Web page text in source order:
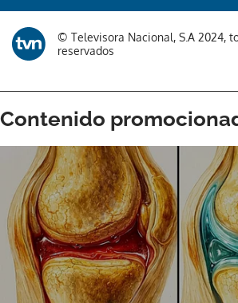
© Televisora Nacional, S.A 2024,
reservados